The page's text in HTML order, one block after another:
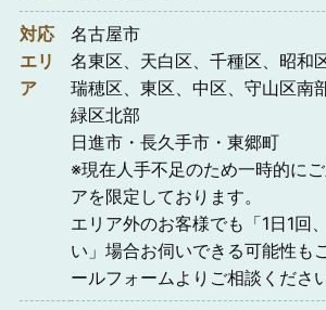
対応
エリ
ア
名古屋市
名東区、天白区、千種区、昭和
瑞穂区、東区、中区、守山区南
緑区北部
日進市・長久手市・東郷町
※現在人手不足のため一時的に
アを限定しております。
エリア外のお客様でも「1日1回
い」場合お伺いできる可能性も
ールフォームよりご相談くださ